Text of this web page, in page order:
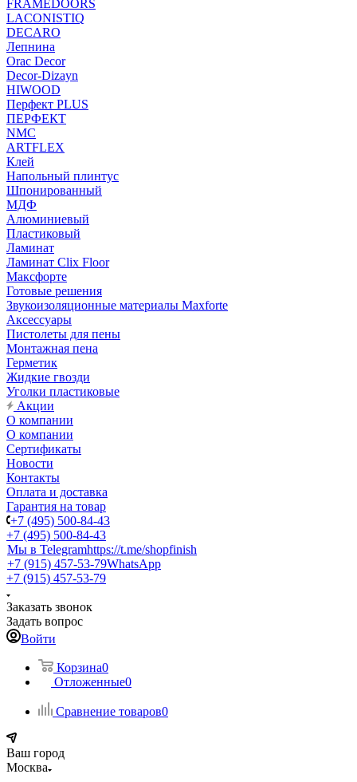
FRAMEDOORS
LACONISTIQ
DECARO
Лепнина
Orac Decor
Decor-Dizayn
HIWOOD
Перфект PLUS
ПЕРФЕКТ
NMC
ARTFLEX
Клей
Напольный плинтус
Шпонированный
МДФ
Алюминиевый
Пластиковый
Ламинат
Ламинат Clix Floor
Максфорте
Готовые решения
Звукоизоляционные материалы Maxforte
Аксессуары
Пистолеты для пены
Монтажная пена
Герметик
Жидкие гвозди
Уголки пластиковые
Акции
О компании
О компании
Сертификаты
Новости
Контакты
Оплата и доставка
Гарантия на товар
+7 (495) 500-84-43
+7 (495) 500-84-43
Мы в Telegramhttps://t.me/shopfinish
+7 (915) 457-53-79WhatsApp
+7 (915) 457-53-79
Заказать звонок
Задать вопрос
Войти
Корзина0
Отложенные0
Сравнение товаров0
Ваш город
Москва